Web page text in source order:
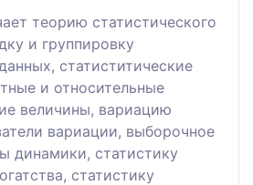
теорию статистического
и группировку
статиститические
и относительные
величины, вариацию
вариации, выборочное
динамики, статистику
статистику